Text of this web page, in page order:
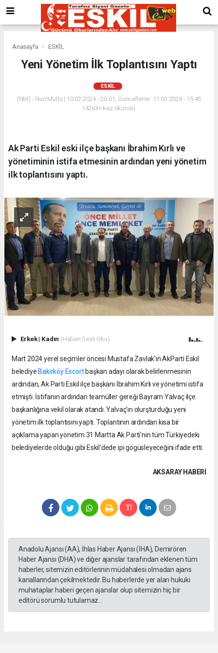
Anasayfa ESKİL
Yeni Yönetim İlk Toplantısını Yaptı
ESKİL
(NM) - Nuri Mutlu | 10.02.2024 - 20:51, Güncelleme: 11.03.2024 - 15:45
14263+ kez okundu.
Ak Parti Eskil eski ilçe başkanı İbrahim Kırlı ve
yönetiminin istifa etmesinin ardından yeni yönetim
ilk toplantısını yaptı.
Erkek| Kadın (Haberi Sesli Oku)
Mart 2024 yerel seçimler öncesi Mustafa Zavlak'ın AkParti Eskil
belediye Bakırköy Escortbaşkan adayı olarak belirlenmesinin
ardından, Ak Parti Eskil ilçe başkanı İbrahim Kırlı ve yönetimi istifa
etmişti. İstifanın ardından teamüller gereği Bayram Yalvaç ilçe
başkanlığına vekil olarak atandı. Yalvaç'ın olurşturduğu yeni
yönetim ilk toplantısını yaptı. Toplantının ardından kısa bir
açıklama yapan yönetim 31 Martta Ak Parti'nin tüm Türkiyedeki
belediyelerde olduğu gibi Eskil'dede ipi gögüsleyeceğini ifade etti.
AKSARAY HABERİ
Anadolu Ajansı (AA), İhlas Haber Ajansı (İHA), Demirören
Haber Ajansı (DHA) ve diğer ajanslar tarafından eklenen tüm
haberler, sitemizin editörlerinin müdahalesi olmadan ajans
kanallarından çekilmektedir. Bu haberlerde yer alan hukuki
muhataplar haberi geçen ajanslar olup sitemizin hiç bir
editörü sorumlu tutulamaz...